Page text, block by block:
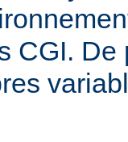
CGI.